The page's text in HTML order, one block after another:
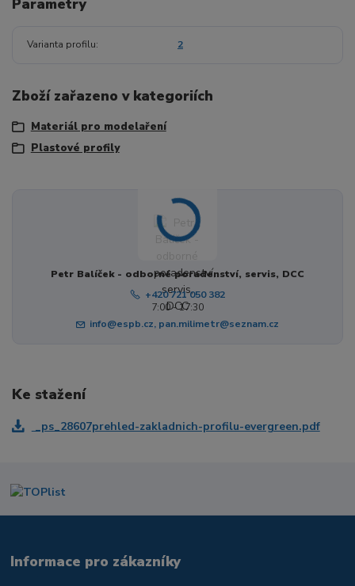
Parametry
Varianta profilu 2
Zboží zařazeno v kategoriích
Materiál pro modelaření
Plastové profily
Petr Balíček - odborné poradenství, servis, DCC
+420 721 050 382
7:00 - 17:30
info@espb.cz, pan.milimetr@seznam.cz
Ke stažení
_ps_28607prehled-zakladnich-profilu-evergreen.pdf
Informace pro zákazníky